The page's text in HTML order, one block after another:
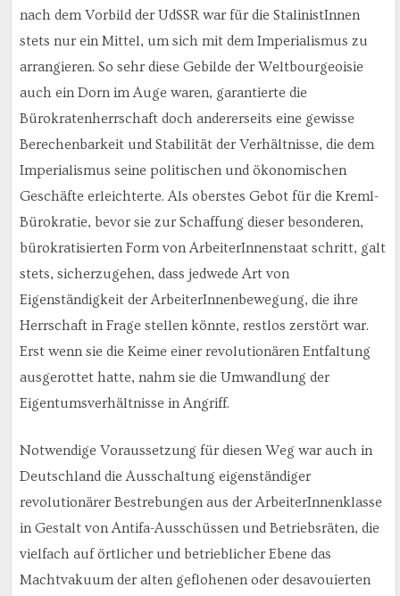
nach dem Vorbild der UdSSR war für die StalinistInnen
stets nur ein Mittel, um sich mit dem Imperialismus zu
arrangieren. So sehr diese Gebilde der Weltbourgeoisie
auch ein Dorn im Auge waren, garantierte die
Bürokratenherrschaft doch andererseits eine gewisse
Berechenbarkeit und Stabilität der Verhältnisse, die dem
Imperialismus seine politischen und ökonomischen
Geschäfte erleichterte. Als oberstes Gebot für die Kreml-
Bürokratie, bevor sie zur Schaffung dieser besonderen,
bürokratisierten Form von ArbeiterInnenstaat schritt, galt
stets, sicherzugehen, dass jedwede Art von
Eigenständigkeit der ArbeiterInnenbewegung, die ihre
Herrschaft in Frage stellen könnte, restlos zerstört war.
Erst wenn sie die Keime einer revolutionären Entfaltung
ausgerottet hatte, nahm sie die Umwandlung der
Eigentumsverhältnisse in Angriff.
Notwendige Voraussetzung für diesen Weg war auch in
Deutschland die Ausschaltung eigenständiger
revolutionärer Bestrebungen aus der ArbeiterInnenklasse
in Gestalt von Antifa-Ausschüssen und Betriebsräten, die
vielfach auf örtlicher und betrieblicher Ebene das
Machtvakuum der alten geflohenen oder desavouierten